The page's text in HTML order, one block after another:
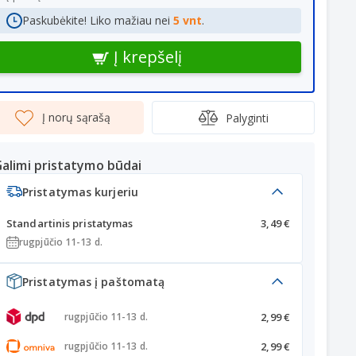
Paskubėkite! Liko mažiau nei 5 vnt.
Į krepšelį
Į norų sąrašą Palyginti
pristatymo būdai
Pristatymas kurjeriu
Standartinis pristatymas 3,49 €
rugpjūčio 11-13 d.
Pristatymas į paštomatą
rugpjūčio 11-13 d. 2,99 €
rugpjūčio 11-13 d. 2,99 €